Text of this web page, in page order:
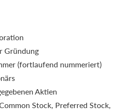
Gründung
(fortlaufend nummeriert)
Aktien
Stock, Preferred Stock,